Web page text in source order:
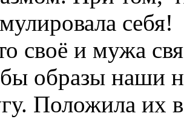
себя!
своё и мужа
образы наши
Положила их